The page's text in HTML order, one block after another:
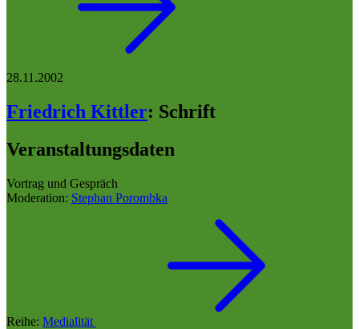
28.11.2002
Friedrich Kittler: Schrift
Veranstaltungsdaten
Vortrag und Gespräch
Moderation: Stephan Porombka
Reihe: Medialität